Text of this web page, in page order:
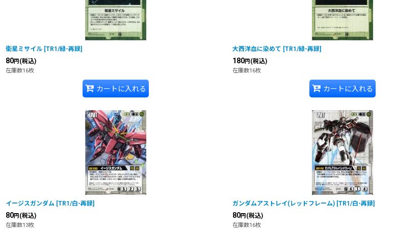
衛星ミサイル [TR1/緑-再録]
80円 (税込)
在庫数16枚
カートに入れる
大西洋血に染めて [TR1/緑-再録]
180円 (税込)
在庫数16枚
カートに入れる
イージスガンダム [TR1/白-再録]
80円 (税込)
在庫数13枚
ガンダムアストレイ(レッドフレーム) [TR1/白-再録]
80円 (税込)
在庫数16枚